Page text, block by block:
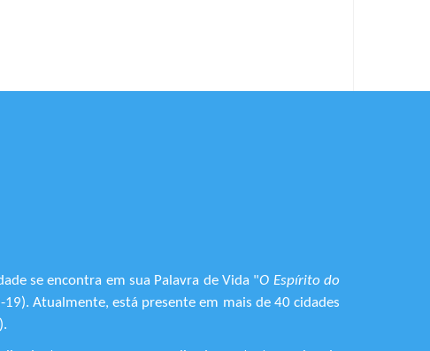
se encontra em sua Palavra de Vida "O Espírito do
19). Atualmente, está presente em mais de 40 cidades